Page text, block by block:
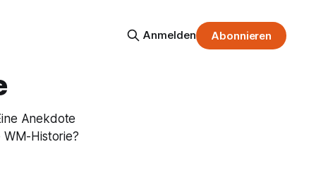
Anmelden Abonnieren
Anekdote
Historie?